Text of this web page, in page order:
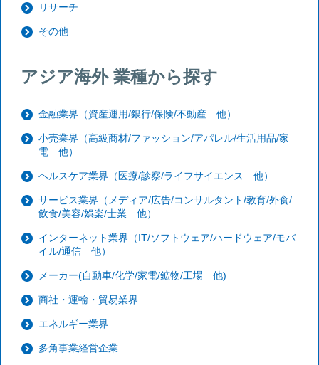
リサーチ
その他
アジア海外 業種から探す
金融業界（資産運用/銀行/保険/不動産 他）
小売業界（高級商材/ファッション/アパレル/生活用品/家
電 他）
ヘルスケア業界（医療/診察/ライフサイエンス 他）
サービス業界（メディア/広告/コンサルタント/教育/外食/
飲食/美容/娯楽/士業 他）
インターネット業界（IT/ソフトウェア/ハードウェア/モバ
イル/通信 他）
メーカー(自動車/化学/家電/鉱物/工場 他)
商社・運輸・貿易業界
エネルギー業界
多角事業経営企業